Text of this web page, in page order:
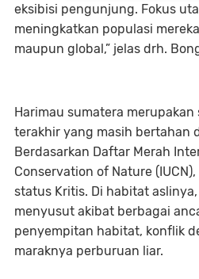
eksibisi pengunjung. Fokus
meningkatkan populasi
maupun global,” jelas drh.
Harimau sumatera
terakhir yang masih bertahan
Berdasarkan Daftar Merah
Conservation of Nature
status Kritis. Di habitat
menyusut akibat berbagai
penyempitan habitat, konflik
maraknya perburuan liar.